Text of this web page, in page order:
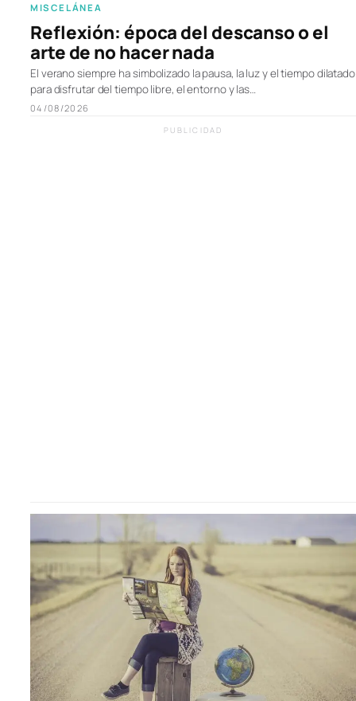
MISCELÁNEA
Reflexión: época del descanso o el
arte de no hacer nada
El verano siempre ha simbolizado la pausa, la luz y el tiempo dilatado
para disfrutar del tiempo libre, el entorno y las…
04/08/2026
PUBLICIDAD